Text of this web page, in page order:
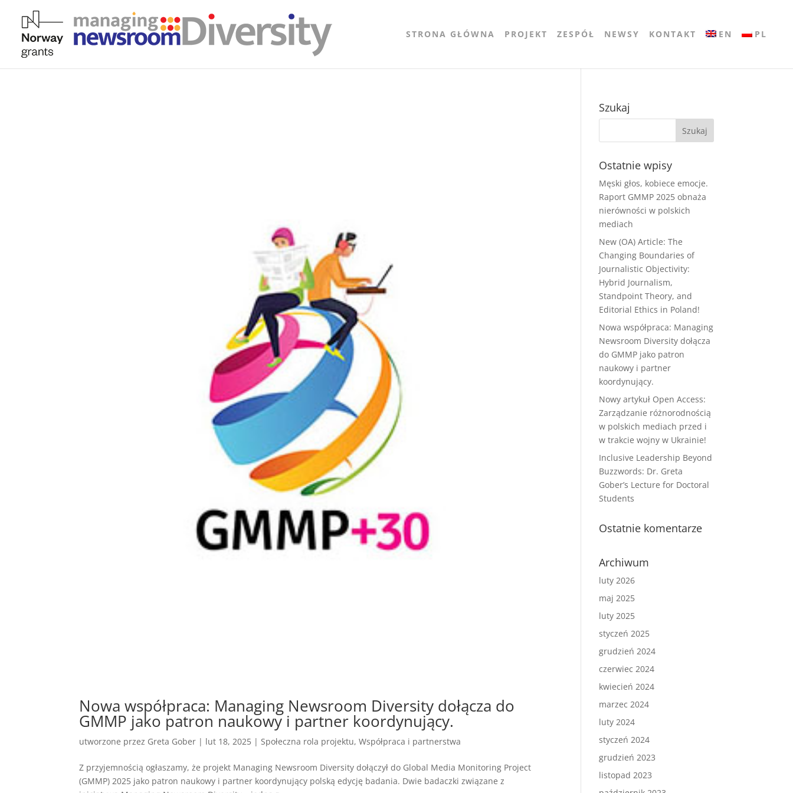
STRONA GŁÓWNA PROJEKT ZESPÓŁ NEWSY KONTAKT EN PL
Nowa współpraca: Managing Newsroom Diversity dołącza do
GMMP jako patron naukowy i partner koordynujący.
utworzone przez Greta Gober | lut 18, 2025 |Społeczna rola projektu,Współpraca i partnerstwa
Z przyjemnością ogłaszamy, że projekt Managing Newsroom Diversity dołączył do Global Media Monitoring Project
(GMMP) 2025 jako patron naukowy i partner koordynujący polską edycję badania. Dwie badaczki związane z
Szukaj
Ostatnie wpisy
Męski głos, kobiece emocje.
Raport GMMP 2025 obnaża
nierówności w polskich
mediach
New (OA) Article: The
Changing Boundaries of
Journalistic Objectivity:
Hybrid Journalism,
Standpoint Theory, and
Editorial Ethics in Poland!
Nowa współpraca: Managing
Newsroom Diversity dołącza
do GMMP jako patron
naukowy i partner
koordynujący.
Nowy artykuł Open Access:
Zarządzanie różnorodnością
w polskich mediach przed i
w trakcie wojny w Ukrainie!
Inclusive Leadership Beyond
Buzzwords: Dr. Greta
Gober’s Lecture for Doctoral
Students
Ostatnie komentarze
Archiwum
luty 2026
maj 2025
luty 2025
styczeń 2025
grudzień 2024
czerwiec 2024
kwiecień 2024
marzec 2024
luty 2024
styczeń 2024
grudzień 2023
listopad 2023